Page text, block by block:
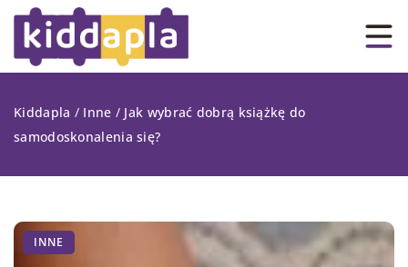
Kiddapla / Inne / Jak wybrać dobrą książkę do
samodoskonalenia się?
INNE